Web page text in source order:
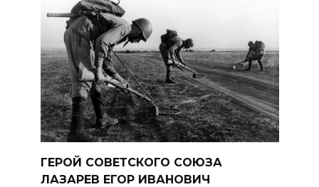
ГЕРОЙ СОВЕТСКОГО СОЮЗА
ЛАЗАРЕВ ЕГОР ИВАНОВИЧ